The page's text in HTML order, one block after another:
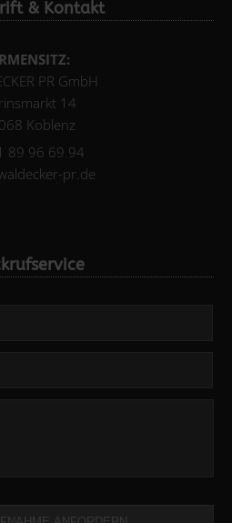
& Kontakt
PR GmbH
14
Koblenz
89 96 69 94
pr.de